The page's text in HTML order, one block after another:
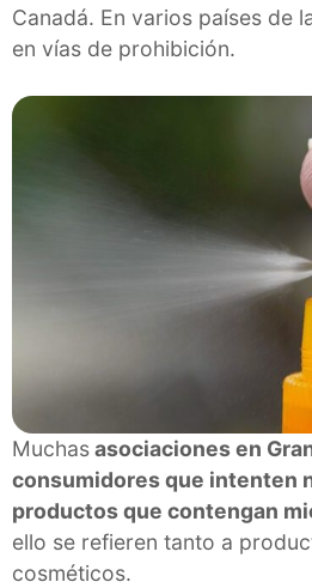
Canadá. En varios países de
en vías de prohibición.
Muchasasociaciones en
consumidores que intenten
productos que contengan
ello se refieren tanto a
cosméticos.